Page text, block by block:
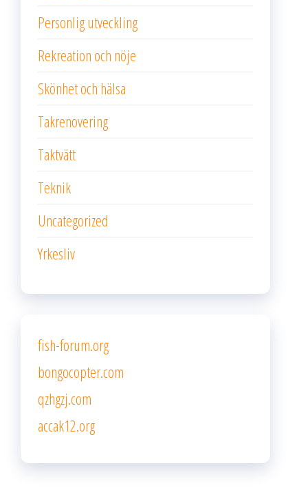
Personlig utveckling
Rekreation och nöje
Skönhet och hälsa
Takrenovering
Taktvätt
Teknik
Uncategorized
Yrkesliv
fish-forum.org
bongocopter.com
qzhgzj.com
accak12.org